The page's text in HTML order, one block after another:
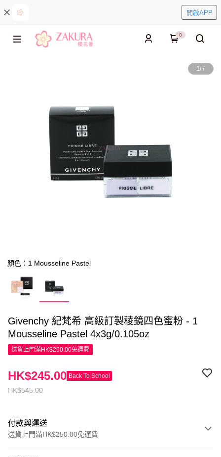
開啟APP
0
1/7
顏色：1 Mousseline Pastel
Givenchy 紀梵希 高級訂製稜鏡四色蜜粉 - 1
Mousseline Pastel 4x3g/0.105oz
送貨上門滿HK$250.00免運費
HK$545.00
HK$245.00 Back To School
付款與運送
送貨上門滿HK$250.00免運費